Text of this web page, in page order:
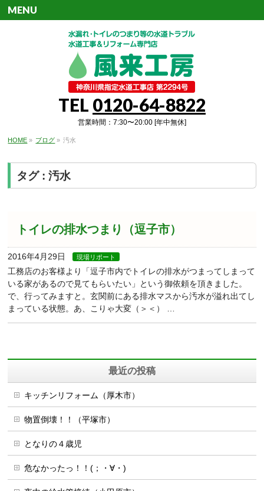
TEL 0120-64-8822
営業時間：7:30〜20:00 [年中無休]
MENU
HOME » ブログ » 汚水
タグ : 汚水
トイレの排水つまり（逗子市）
2016年4月29日 現場リポート
工務店のお客様より「逗子市内でトイレの排水がつまってしまって
いる家があるので見てもらいたい」という御依頼を頂きました。
で、行ってみますと。玄関前にある排水マスから汚水が溢れ出てし
まっている状態。あ、こりゃ大変（＞＜） …
最近の投稿
キッチンリフォーム（厚木市）
物置倒壊！！（平塚市）
となりの４歳児
危なかったっ！！(；・∀・)